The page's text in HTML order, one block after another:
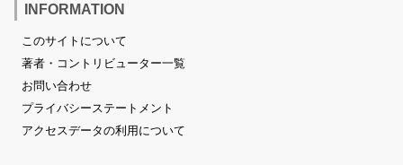
INFORMATION
このサイトについて
著者・コントリビューター一覧
お問い合わせ
プライバシーステートメント
アクセスデータの利用について